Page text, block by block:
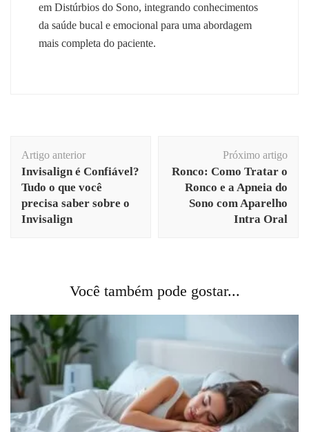
em Distúrbios do Sono, integrando conhecimentos
da saúde bucal e emocional para uma abordagem
mais completa do paciente.
de
post
Artigo anterior
Invisalign é Confiável?
Tudo o que você
precisa saber sobre o
Invisalign
Próximo artigo
Ronco: Como Tratar o
Ronco e a Apneia do
Sono com Aparelho
Intra Oral
Você também pode gostar...